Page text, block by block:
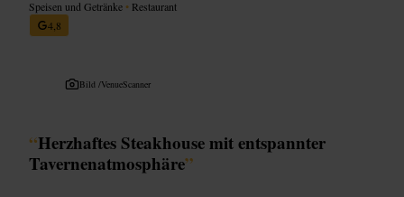
Speisen und Getränke • Restaurant
4,8
Bild /VenueScanner
“Herzhaftes Steakhouse mit entspannter
Tavernenatmosphäre”